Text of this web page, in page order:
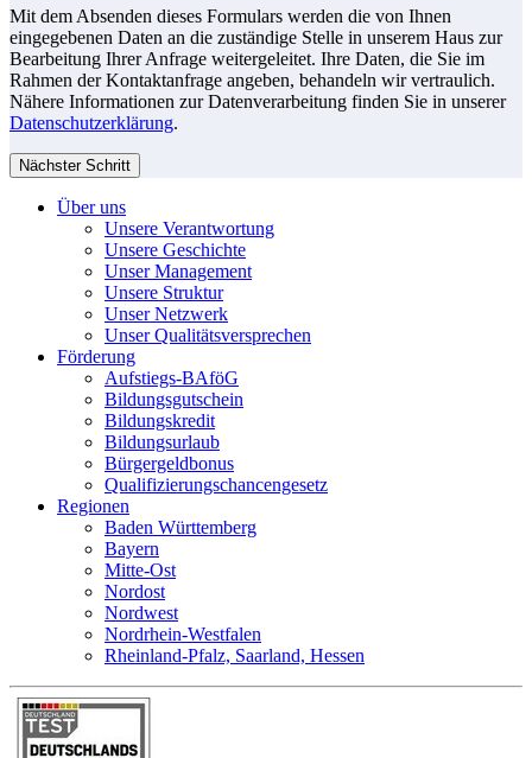
Mit dem Absenden dieses Formulars werden die von Ihnen
eingegebenen Daten an die zuständige Stelle in unserem Haus zur
Bearbeitung Ihrer Anfrage weitergeleitet. Ihre Daten, die Sie im
Rahmen der Kontaktanfrage angeben, behandeln wir vertraulich.
Nähere Informationen zur Datenverarbeitung finden Sie in unserer
Datenschutzerklärung.
Nächster Schritt
Über uns
Unsere Verantwortung
Unsere Geschichte
Unser Management
Unsere Struktur
Unser Netzwerk
Unser Qualitätsversprechen
Förderung
Aufstiegs-BAföG
Bildungsgutschein
Bildungskredit
Bildungsurlaub
Bürgergeldbonus
Qualifizierungschancengesetz
Regionen
Baden Württemberg
Bayern
Mitte-Ost
Nordost
Nordwest
Nordrhein-Westfalen
Rheinland-Pfalz, Saarland, Hessen